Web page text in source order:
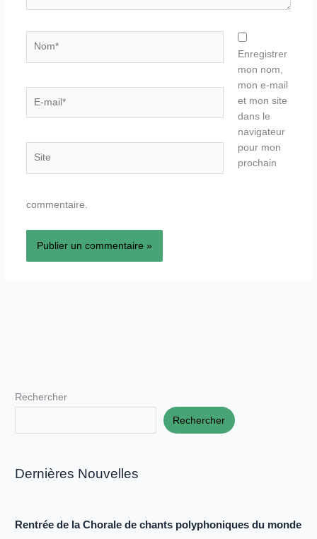
mail*
Enregistrer
mon nom,
mon e-mail
et mon site
dans le
navigateur
pour mon
prochain
commentaire.
Rechercher
Rechercher
Dernières Nouvelles
Rentrée de la Chorale de chants polyphoniques du monde